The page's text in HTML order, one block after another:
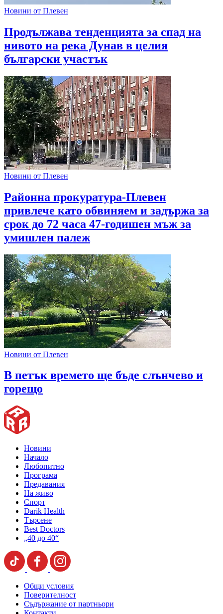
Новини от Плевен
Продължава тенденцията за спад на
нивото на река Дунав в целия
български участък
Новини от Плевен
Районна прокуратура-Плевен
привлече като обвиняем и задържа за
срок до 72 часа 47-годишен мъж за
умишлен палеж
Новини от Плевен
В петък времето ще бъде слънчево и
горещо
Новини
Начало
Любопитно
Програма
Предавания
На живо
Спорт
Darik Health
Търсене
Best Doctors
„40 до 40“
Общи условия
Поверителност
Съдържание от партньори